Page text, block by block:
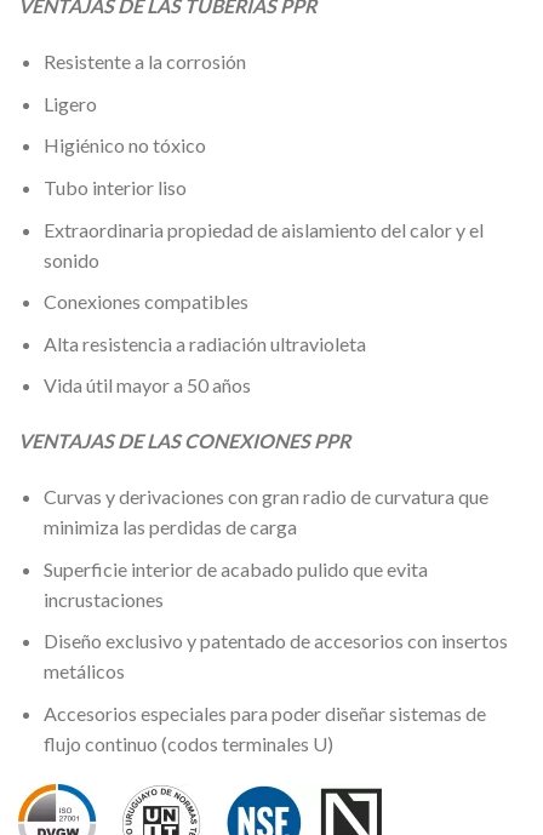
VENTAJAS DE LAS TUBERIAS PPR
Resistente a la corrosión
Ligero
Higiénico no tóxico
Tubo interior liso
Extraordinaria propiedad de aislamiento del calor y el
sonido
Conexiones compatibles
Alta resistencia a radiación ultravioleta
Vida útil mayor a 50 años
VENTAJAS DE LAS CONEXIONES PPR
Curvas y derivaciones con gran radio de curvatura que
minimiza las perdidas de carga
Superficie interior de acabado pulido que evita
incrustaciones
Diseño exclusivo y patentado de accesorios con insertos
metálicos
Accesorios especiales para poder diseñar sistemas de
flujo continuo (codos terminales U)